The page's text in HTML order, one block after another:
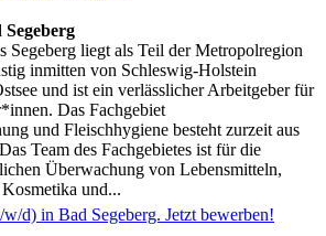
Segeberg
Segeberg liegt als Teil der Metropolregion
inmitten von Schleswig-Holstein
und ist ein verlässlicher Arbeitgeber für
Das Fachgebiet
und Fleischhygiene besteht zurzeit aus
Team des Fachgebietes ist für die
Überwachung von Lebensmitteln,
und...